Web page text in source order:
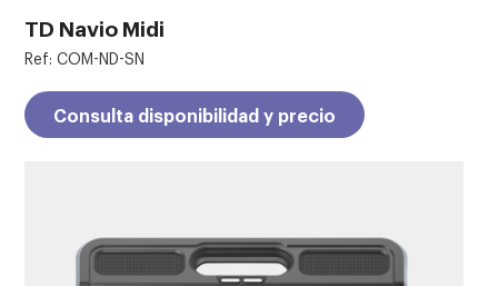
TD Navio Midi
Ref: COM-ND-SN
Consulta disponibilidad y precio